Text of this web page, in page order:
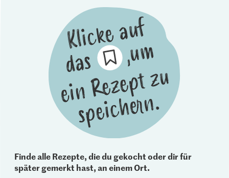
Finde alle Rezepte, die du gekocht oder dir für
später gemerkt hast, an einem Ort.